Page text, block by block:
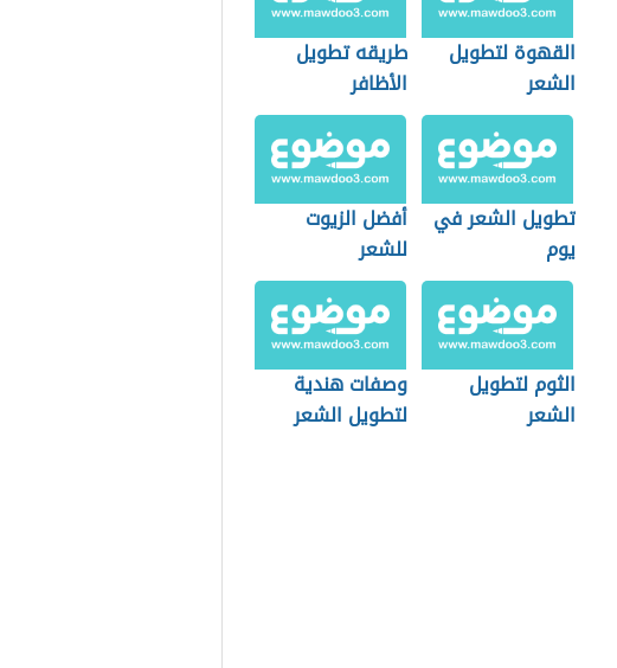
القهوة لتطويل
الشعر
طريقه تطويل
الأظافر
تطويل الشعر في
يوم
أفضل الزيوت
للشعر
الثوم لتطويل
الشعر
وصفات هندية
لتطويل الشعر